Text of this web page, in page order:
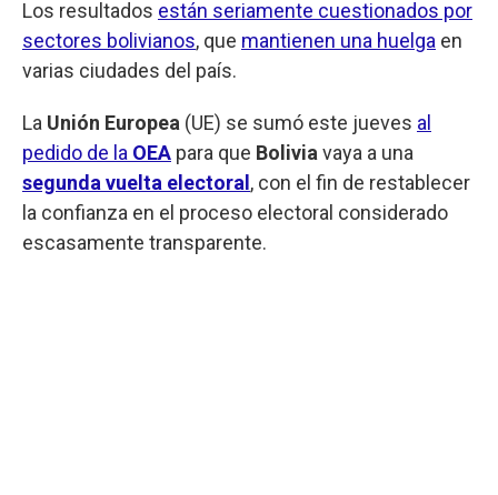
Los resultados están seriamente cuestionados por
sectores bolivianos, que mantienen una huelga en
varias ciudades del país.
La Unión Europea (UE) se sumó este jueves al
pedido de la OEA para que Bolivia vaya a una
segunda vuelta electoral , con el fin de restablecer
la confianza en el proceso electoral considerado
escasamente transparente.